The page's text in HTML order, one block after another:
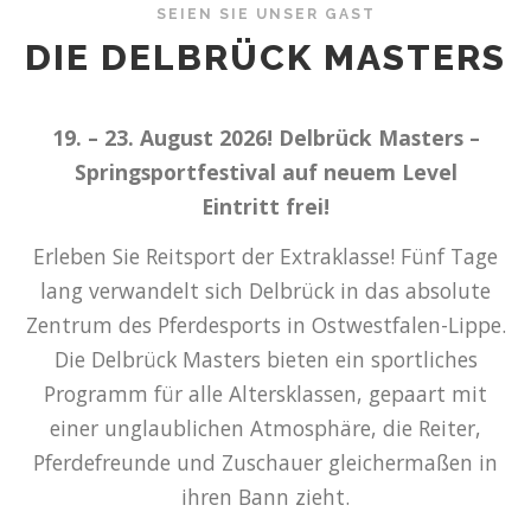
SEIEN SIE UNSER GAST
DIE DELBRÜCK MASTERS
19. – 23. August 2026! Delbrück Masters –
Springsportfestival auf neuem Level
Eintritt frei!
Erleben Sie Reitsport der Extraklasse! Fünf Tage
lang verwandelt sich Delbrück in das absolute
Zentrum des Pferdesports in Ostwestfalen-Lippe.
Die Delbrück Masters bieten ein sportliches
Programm für alle Altersklassen, gepaart mit
einer unglaublichen Atmosphäre, die Reiter,
Pferdefreunde und Zuschauer gleichermaßen in
ihren Bann zieht.